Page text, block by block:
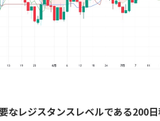
なレジスタンスレベルである200